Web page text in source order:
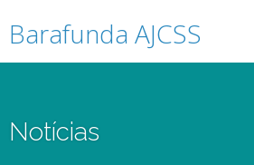
Barafunda AJCSS
Notícias